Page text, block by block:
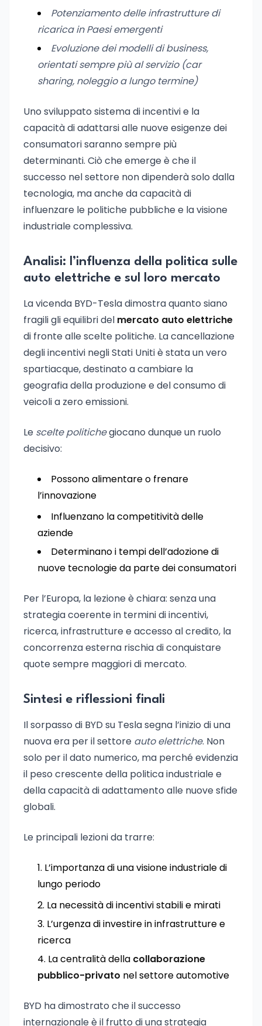
Potenziamento delle infrastrutture di
ricarica in Paesi emergenti
Evoluzione dei modelli di business,
orientati sempre più al servizio (car
sharing, noleggio a lungo termine)
Uno sviluppato sistema di incentivi e la
capacità di adattarsi alle nuove esigenze dei
consumatori saranno sempre più
determinanti. Ciò che emerge è che il
successo nel settore non dipenderà solo dalla
tecnologia, ma anche da capacità di
influenzare le politiche pubbliche e la visione
industriale complessiva.
Analisi: l’influenza della politica sulle
auto elettriche e sul loro mercato
La vicenda BYD-Tesla dimostra quanto siano
fragili gli equilibri del mercato auto elettriche
di fronte alle scelte politiche. La cancellazione
degli incentivi negli Stati Uniti è stata un vero
spartiacque, destinato a cambiare la
geografia della produzione e del consumo di
veicoli a zero emissioni.
Le scelte politichegiocano dunque un ruolo
decisivo:
Possono alimentare o frenare
l’innovazione
Influenzano la competitività delle
aziende
Determinano i tempi dell’adozione di
nuove tecnologie da parte dei consumatori
Per l’Europa, la lezione è chiara: senza una
strategia coerente in termini di incentivi,
ricerca, infrastrutture e accesso al credito, la
concorrenza esterna rischia di conquistare
quote sempre maggiori di mercato.
Sintesi e riflessioni finali
Il sorpasso di BYD su Tesla segna l’inizio di una
nuova era per il settore auto elettriche. Non
solo per il dato numerico, ma perché evidenzia
il peso crescente della politica industriale e
della capacità di adattamento alle nuove sfide
globali.
Le principali lezioni da trarre:
L’importanza di una visione industriale di
lungo periodo
La necessità di incentivi stabili e mirati
L’urgenza di investire in infrastrutture e
ricerca
La centralità della collaborazione
pubblico-privato nel settore automotive
BYD ha dimostrato che il successo
internazionale è il frutto di una strategia